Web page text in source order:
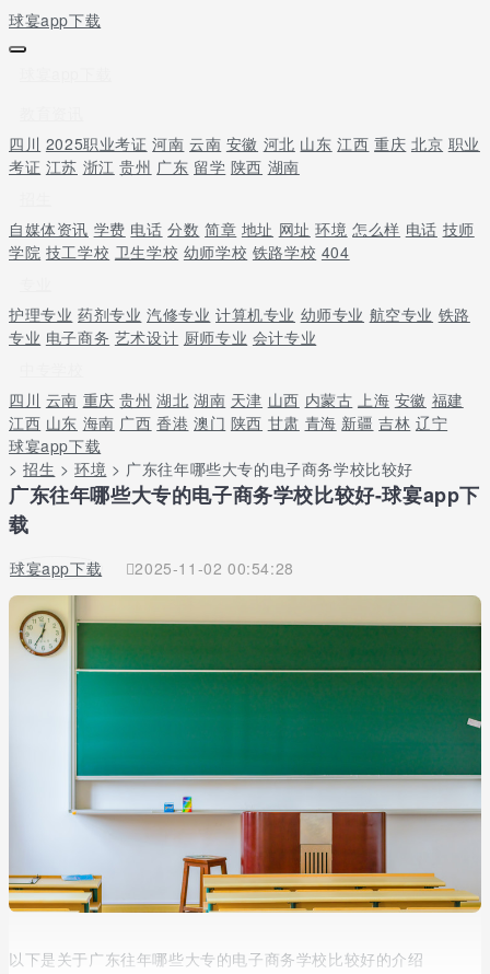
球宴app下载
四川 2025职业考证 河南 云南 安徽 河北 山东 江西 重庆 北京 职业
考证 江苏 浙江 贵州 广东 留学 陕西 湖南
自媒体资讯 学费 电话 分数 简章 地址 网址 环境 怎么样 电话 技师
学院 技工学校 卫生学校 幼师学校 铁路学校 404
护理专业 药剂专业 汽修专业 计算机专业 幼师专业 航空专业 铁路
专业 电子商务 艺术设计 厨师专业 会计专业
四川 云南 重庆 贵州 湖北 湖南 天津 山西 内蒙古 上海 安徽 福建
江西 山东 海南 广西 香港 澳门 陕西 甘肃 青海 新疆 吉林 辽宁
球宴app下载
>招生 >环境 > 广东往年哪些大专的电子商务学校比较好
广东往年哪些大专的电子商务学校比较好-球宴app下
载
球宴app下载 2025-11-02 00:54:28
以下是关于广东往年哪些大专的电子商务学校比较好的介绍